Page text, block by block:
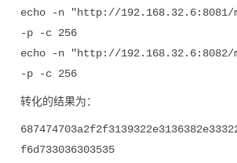
echo -n "http://192.168.32.6:8081/
-p -c 256
echo -n "http://192.168.32.6:8082/
-p -c 256
转化的结果为：
f6d733036303535